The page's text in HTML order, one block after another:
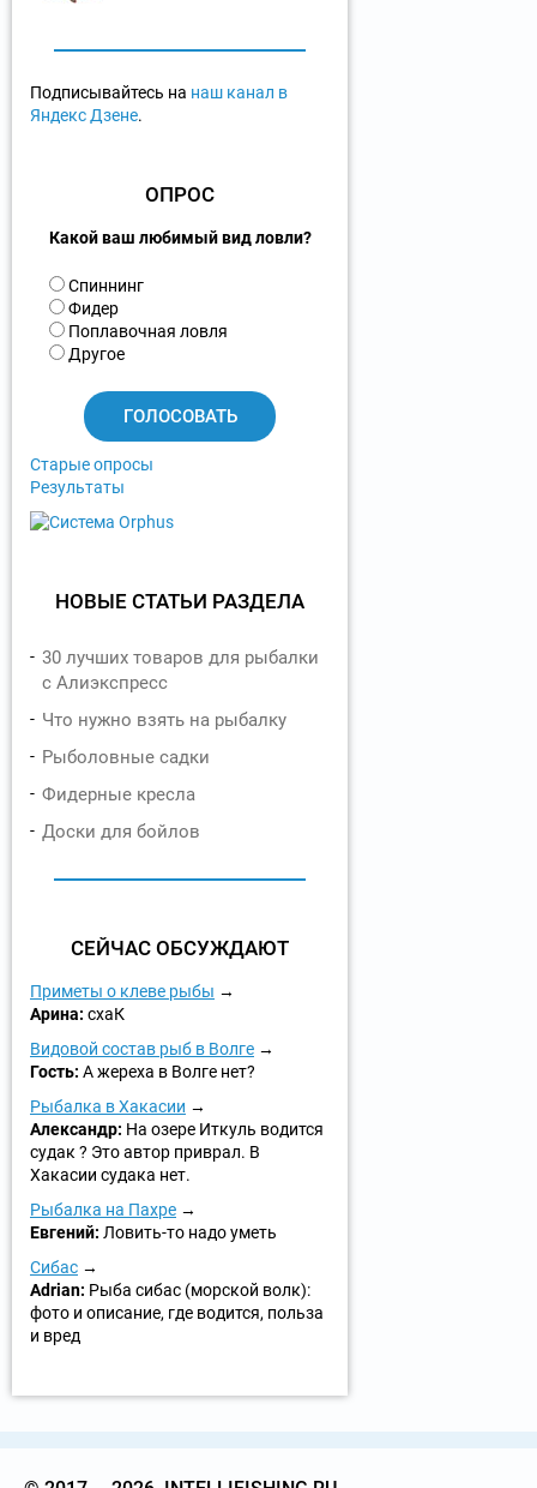
Подписывайтесь на наш канал в
Яндекс Дзене.
ОПРОС
Какой ваш любимый вид ловли?
В
а
р
и
Спиннинг
Фидер
Поплавочная ловля
Другое
Старые опросы
Результаты
НОВЫЕ СТАТЬИ РАЗДЕЛА
30 лучших товаров для рыбалки
с Алиэкспресс
Что нужно взять на рыбалку
Рыболовные садки
Фидерные кресла
Доски для бойлов
СЕЙЧАС ОБСУЖДАЮТ
Приметы о клеве рыбы
Арина: схаК
Видовой состав рыб в Волге
Гость: А жереха в Волге нет?
Рыбалка в Хакасии
Александр: На озере Иткуль водится
судак ? Это автор приврал. В
Хакасии судака нет.
Рыбалка на Пахре
Евгений: Ловить-то надо уметь
Сибас
Adrian: Рыба сибас (морской волк):
фото и описание, где водится, польза
и вред